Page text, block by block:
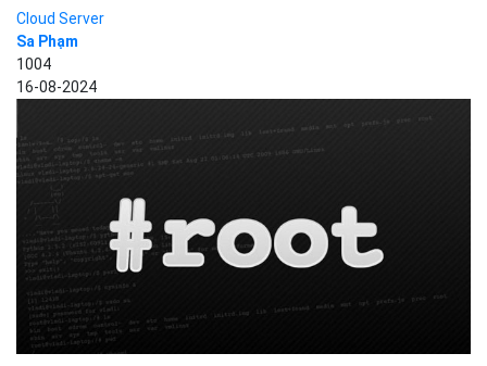
Cloud Server
Sa Phạm
1004
16-08-2024